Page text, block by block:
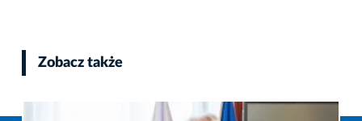
Zobacz także